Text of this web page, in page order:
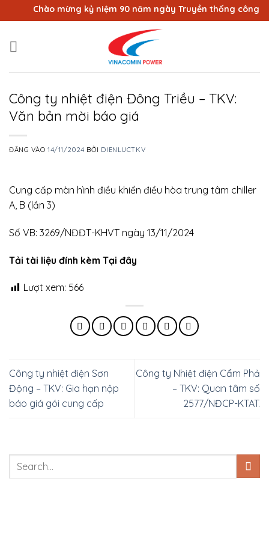
qua
dung
Chào mừng kỷ niệm 90 năm ngày Truyền thống công
Công ty nhiệt điện Đông Triều – TKV:
Văn bản mời báo giá
ĐĂNG VÀO14/11/2024 BỞI DIENLUCTKV
Cung cấp màn hình điều khiển điều hòa trung tâm chiller
A, B (lần 3)
Số VB: 3269/NĐĐT-KHVT ngày 13/11/2024
Tải tài liệu đính kèm Tại đây
Lượt xem: 566
Công ty nhiệt điện Sơn
Động – TKV: Gia hạn nộp
báo giá gói cung cấp
Công ty Nhiệt điện Cẩm Phả
– TKV: Quan tâm số
2577/NĐCP-KTAT.